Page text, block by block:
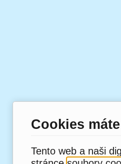
Cookies
Tento web a naši